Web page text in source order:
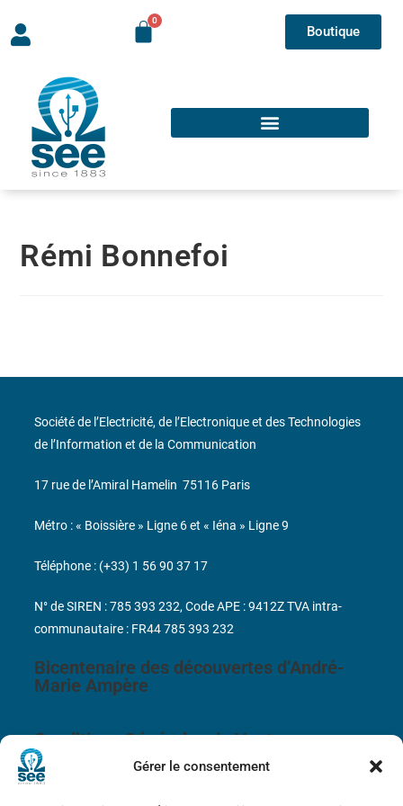
Gérer le consentement
Boutique
Rémi Bonnefoi
Bicentenaire des découvertes d’André-
Marie Ampère
Conditions Générales de Vente
Société de l’Electricité, de l’Electronique et des Technologies
de l’Information et de la Communication
17 rue de l’Amiral Hamelin 75116 Paris
Métro : « Boissière » Ligne 6 et « Iéna » Ligne 9
Téléphone : (+33) 1 56 90 37 17
N° de SIREN : 785 393 232, Code APE : 9412Z TVA intra-
communautaire : FR44 785 393 232